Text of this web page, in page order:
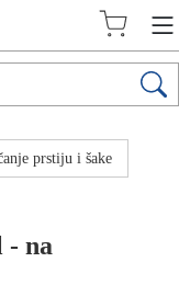
prstiju i šake
- na